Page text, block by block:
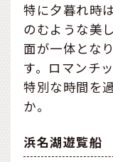
特に夕暮れ時
のむような美
面が一体とな
す。ロマンチ
特別な時間を
か。
浜名湖遊覧船